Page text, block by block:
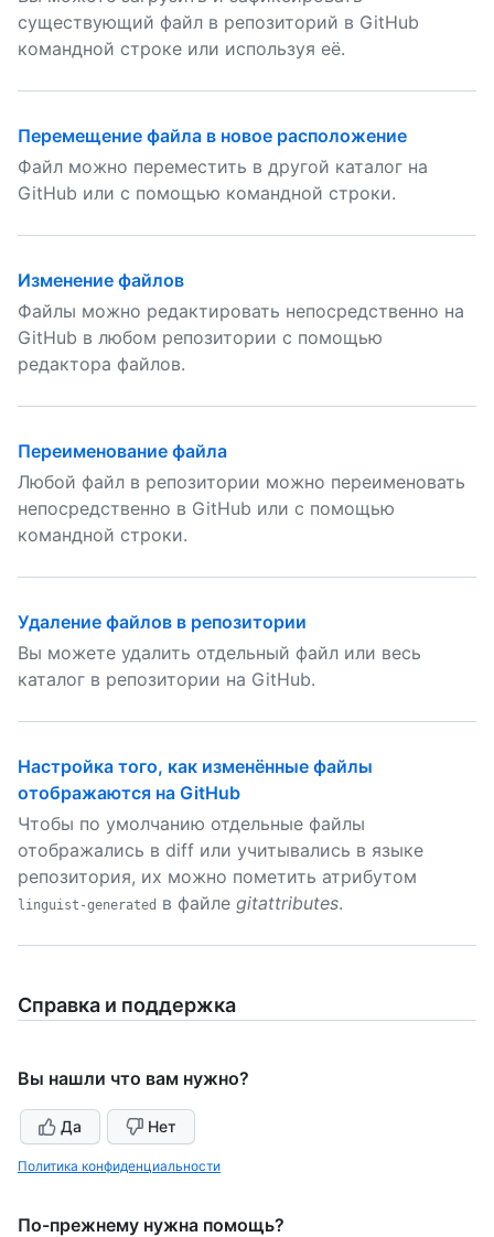
существующий файл в репозиторий в GitHub
командной строке или используя её.
Перемещение файла в новое расположение
Файл можно переместить в другой каталог на
GitHub или с помощью командной строки.
Изменение файлов
Файлы можно редактировать непосредственно на
GitHub в любом репозитории с помощью
редактора файлов.
Переименование файла
Любой файл в репозитории можно переименовать
непосредственно в GitHub или с помощью
командной строки.
Удаление файлов в репозитории
Вы можете удалить отдельный файл или весь
каталог в репозитории на GitHub.
Настройка того, как изменённые файлы
отображаются на GitHub
Чтобы по умолчанию отдельные файлы
отображались в diff или учитывались в языке
репозитория, их можно пометить атрибутом
linguist-generated в файле gitattributes.
Справка и поддержка
Вы нашли что вам нужно?
Да Нет
Политика конфиденциальности
По-прежнему нужна помощь?